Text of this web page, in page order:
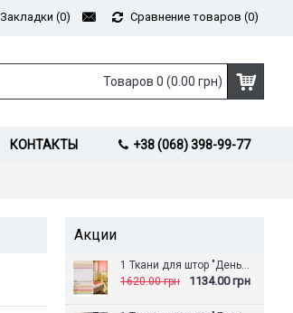
Закладки (0) Сравнение товаров (0)
Товаров 0 (0.00 грн)
КОНТАКТЫ +38 (068) 398-99-77
Акции
1 Ткани для штор "День-Ночь" Аврора
1620.00 грн
1134.00 грн